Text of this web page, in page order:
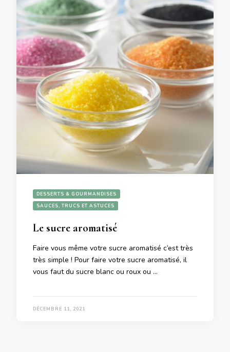
DESSERTS & GOURMANDISES
SAUCES, TRUCS ET ASTUCES
Le sucre aromatisé
Faire vous même votre sucre aromatisé c’est très
très simple ! Pour faire votre sucre aromatisé, il
vous faut du sucre blanc ou roux ou …
DÉCEMBRE 11, 2021